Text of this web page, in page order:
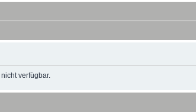
verfügbar.